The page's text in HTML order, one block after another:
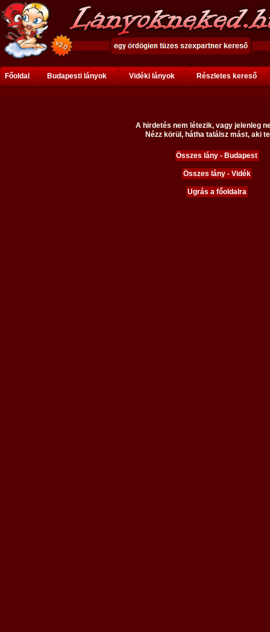
Főoldal Budapesti lányok Vidéki lányok Részletes kereső
A hirdetés nem létezik, vagy jelenleg
Nézz körül, hátha találsz mást, aki
Összes lány - Budapest
Összes lány - Vidék
Ugrás a főoldalra